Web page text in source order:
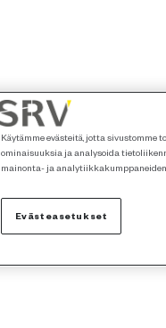
Käytämme evästeitä, jotta sivustomme
ominaisuuksia ja analysoida
mainonta- ja
Evästeasetukset